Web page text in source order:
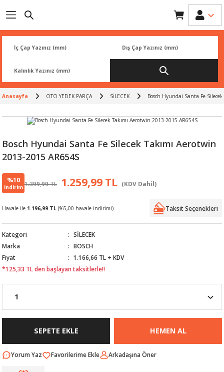
ÜRÜNLERİ
Anasayfa OTO YEDEK PARÇA SİLECEK Bosch Hyundai Santa Fe
Bosch Hyundai Santa Fe Silecek Takımı Aerotwin
2013-2015 AR654S
%10
indirim 1.399,99 TL 1.259,99 TL (KDV Dahil)
Havale ile 1.196,99 TL (%5,00 havale indirimi) Taksit Seçenekleri
Kategori
SİLECEK
Marka
BOSCH
Fiyat
1.166,66 TL + KDV
*125,33 TL den başlayan taksitlerle!!
SEPETE EKLE HEMEN AL
Yorum Yaz Arkadaşına Öner